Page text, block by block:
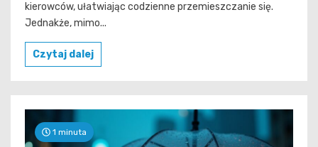
kierowców, ułatwiając codzienne przemieszczanie się.
Jednakże, mimo...
Czytaj dalej
1 minuta